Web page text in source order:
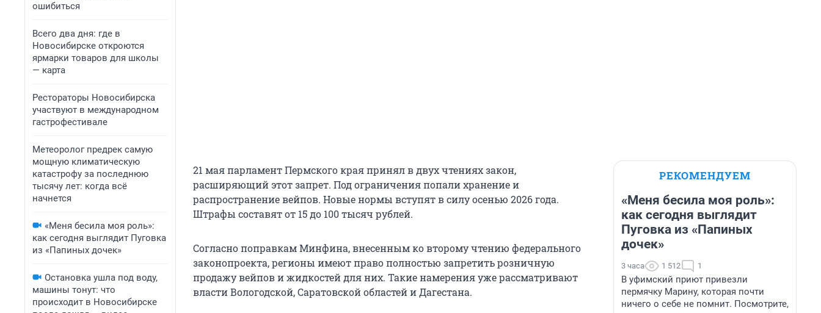
ошибиться
Всего два дня: где в
Новосибирске откроются
ярмарки товаров для школы
— карта
Рестораторы Новосибирска
участвуют в международном
гастрофестивале
Метеоролог предрек самую
мощную климатическую
катастрофу за последнюю
тысячу лет: когда всё
начнется
«Меня бесила моя роль»:
как сегодня выглядит Пуговка
из «Папиных дочек»
Остановка ушла под воду,
машины тонут: что
происходит в Новосибирске
21 мая парламент Пермского края принял в двух чтениях закон,
расширяющий этот запрет. Под ограничения попали хранение и
распространение вейпов. Новые нормы вступят в силу осенью 2026 года.
Штрафы составят от 15 до 100 тысяч рублей.
Согласно поправкам Минфина, внесенным ко второму чтению федерального
законопроекта, регионы имеют право полностью запретить розничную
продажу вейпов и жидкостей для них. Такие намерения уже рассматривают
власти Вологодской, Саратовской областей и Дагестана.
РЕКОМЕНДУЕМ
«Меня бесила моя роль»:
как сегодня выглядит
Пуговка из «Папиных
дочек»
3 часа 1 512 1
В уфимский приют привезли
пермячку Марину, которая почти
ничего о себе не помнит. Посмотрите,